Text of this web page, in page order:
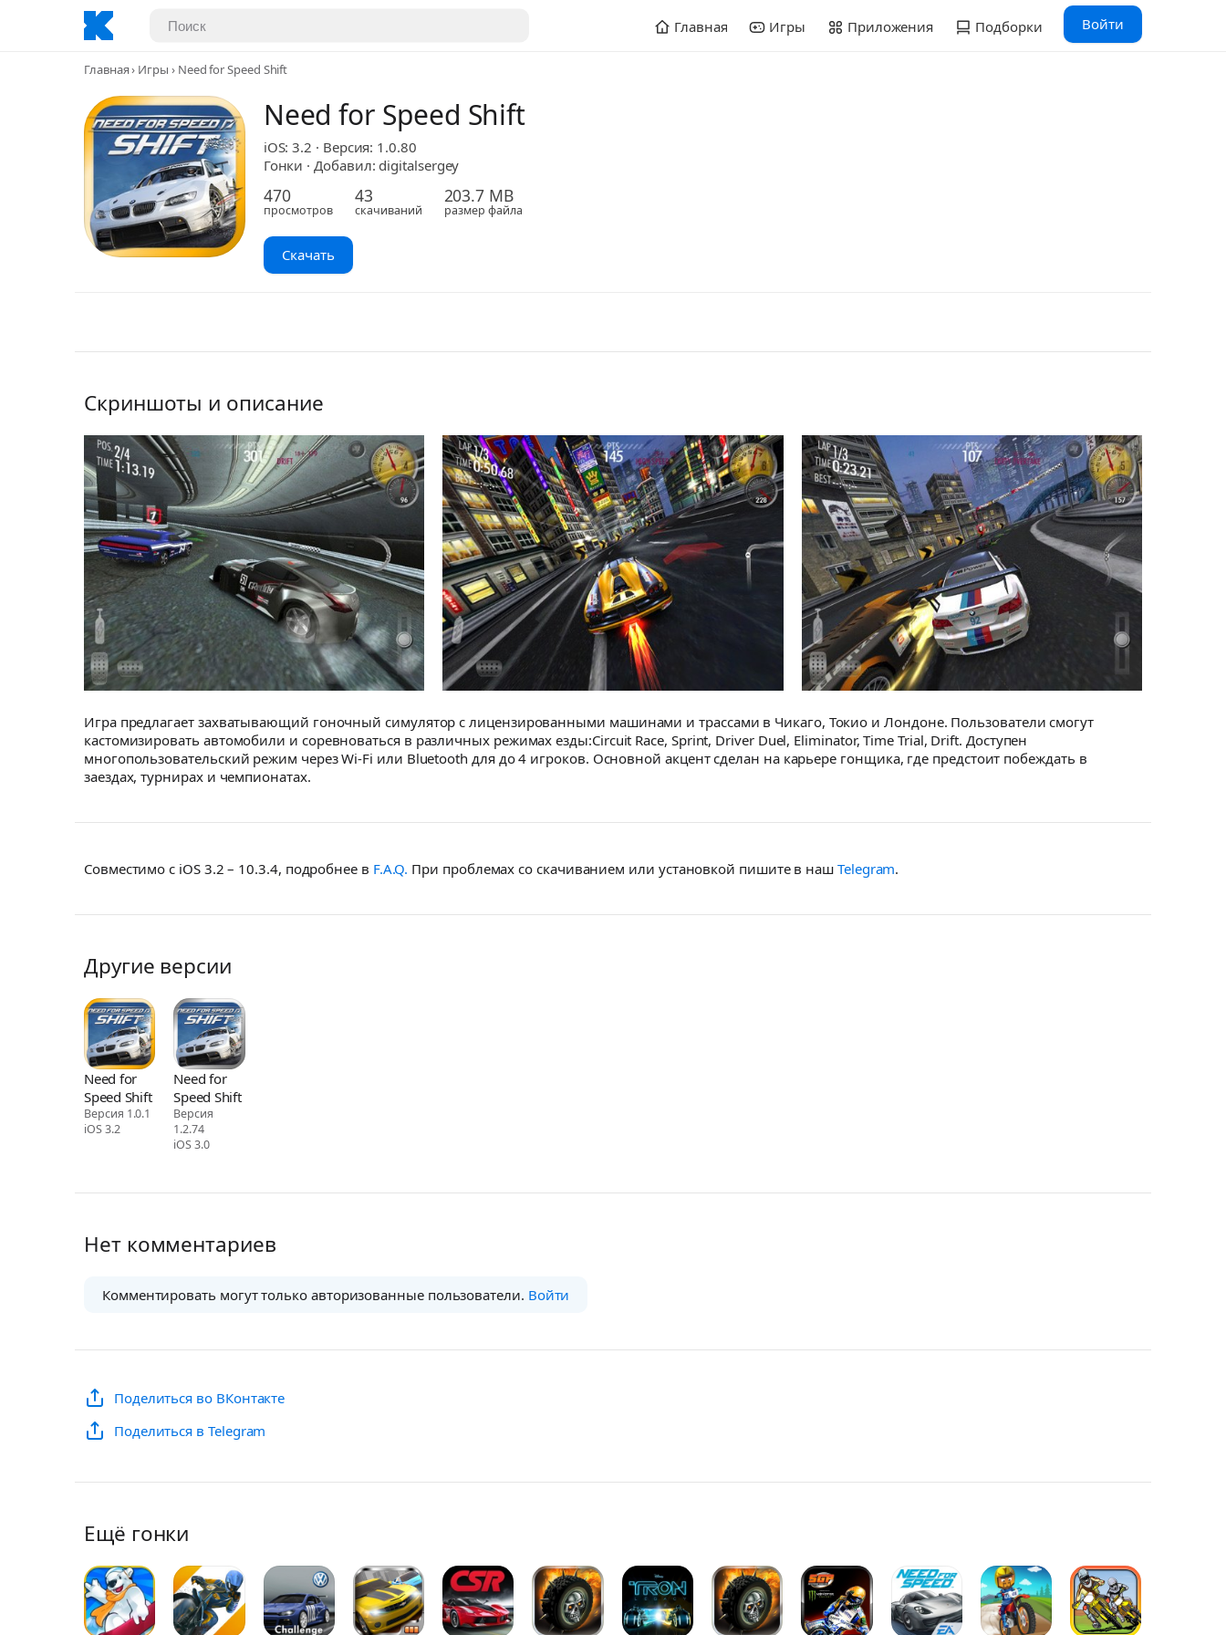
Главная Игры Приложения Подборки Войти
Главная Игры Need for Speed Shift
Need for Speed Shift
iOS: 3.2 · Версия: 1.0.80
Гонки · Добавил: digitalsergey
470
просмотров
43
скачиваний
203.7 MB
размер файла
Скачать
Скриншоты и описание
Игра предлагает захватывающий гоночный симулятор с лицензированными машинами и трассами в Чикаго, Токио и Лондоне. Пользователи смогут
кастомизировать автомобили и соревноваться в различных режимах езды:Circuit Race, Sprint, Driver Duel, Eliminator, Time Trial, Drift. Доступен
многопользовательский режим через Wi-Fi или Bluetooth для до 4 игроков. Основной акцент сделан на карьере гонщика, где предстоит побеждать в
заездах, турнирах и чемпионатах.
Совместимо с iOS 3.2 – 10.3.4, подробнее в F.A.Q. При проблемах со скачиванием или установкой пишите в нашTelegram.
Другие версии
Need for
Speed Shift
Версия 1.0.1
iOS 3.2
Need for
Speed Shift
Версия
1.2.74
iOS 3.0
Нет комментариев
Комментировать могут только авторизованные пользователи. Войти
Поделиться во ВКонтакте
Поделиться в Telegram
Ещё гонки